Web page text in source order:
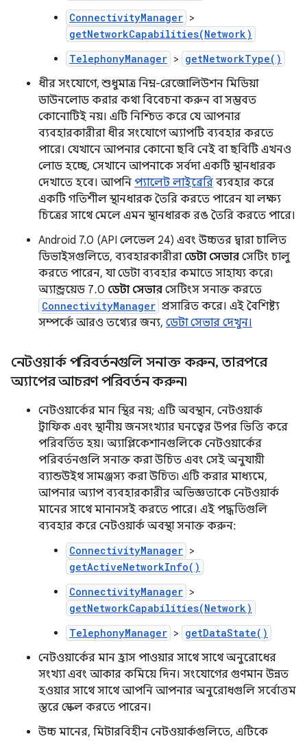
ConnectivityManager >
getNetworkCapabilities(Network)
TelephonyManager > getNetworkType()
ধীর সংযোগে, শুধুমাত্র নিম্ন-রেজোলিউশন মিডিয়া
ডাউনলোড করার কথা বিবেচনা করুন বা সম্ভবত
কোনোটিই নয়। এটি নিশ্চিত করে যে আপনার
ব্যবহারকারীরা ধীর সংযোগে অ্যাপটি ব্যবহার করতে
পারে। যেখানে আপনার কোনো ছবি নেই বা ছবিটি এখনও
লোড হচ্ছে, সেখানে আপনাকে সর্বদা একটি স্থানধারক
দেখাতে হবে। আপনি প্যালেট লাইব্রেরি ব্যবহার করে
একটি গতিশীল স্থানধারক তৈরি করতে পারেন যা লক্ষ্য
চিত্রের সাথে মেলে এমন স্থানধারক রঙ তৈরি করতে পারে।
Android 7.0 (API লেভেল 24) এবং উচ্চতর দ্বারা চালিত
ডিভাইসগুলিতে, ব্যবহারকারীরা ডেটা সেভার সেটিং চালু
করতে পারেন, যা ডেটা ব্যবহার কমাতে সাহায্য করে৷
অ্যান্ড্রয়েড 7.0 ডেটা সেভার সেটিংস সনাক্ত করতে
ConnectivityManager প্রসারিত করে। এই বৈশিষ্ট্য
সম্পর্কে আরও তথ্যের জন্য, ডেটা সেভার দেখুন।
নেটওয়ার্ক পরিবর্তনগুলি সনাক্ত করুন, তারপরে
অ্যাপের আচরণ পরিবর্তন করুন৷
নেটওয়ার্কের মান স্থির নয়; এটি অবস্থান, নেটওয়ার্ক
ট্রাফিক এবং স্থানীয় জনসংখ্যার ঘনত্বের উপর ভিত্তি করে
পরিবর্তিত হয়। অ্যাপ্লিকেশানগুলিকে নেটওয়ার্কের
পরিবর্তনগুলি সনাক্ত করা উচিত এবং সেই অনুযায়ী
ব্যান্ডউইথ সামঞ্জস্য করা উচিত৷ এটি করার মাধ্যমে,
আপনার অ্যাপ ব্যবহারকারীর অভিজ্ঞতাকে নেটওয়ার্ক
মানের সাথে মানানসই করতে পারে। এই পদ্ধতিগুলি
ব্যবহার করে নেটওয়ার্ক অবস্থা সনাক্ত করুন:
ConnectivityManager >
getActiveNetworkInfo()
ConnectivityManager >
getNetworkCapabilities(Network)
TelephonyManager > getDataState()
নেটওয়ার্কের মান হ্রাস পাওয়ার সাথে সাথে অনুরোধের
সংখ্যা এবং আকার কমিয়ে দিন। সংযোগের গুণমান উন্নত
হওয়ার সাথে সাথে আপনি আপনার অনুরোধগুলি সর্বোত্তম
স্তরে স্কেল করতে পারেন।
উচ্চ মানের, মিটারবিহীন নেটওয়ার্কগুলিতে, এটিকে